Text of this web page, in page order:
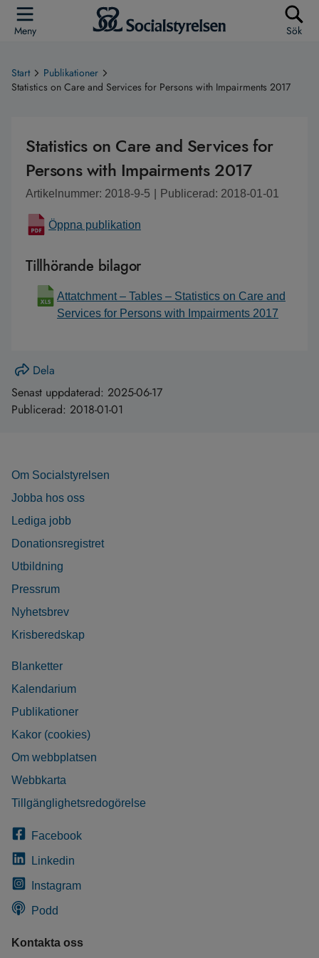
Meny Sök
Start
Publikationer
Statistics on Care and Services for Persons with Impairments 2017
Statistics on Care and Services for
Persons with Impairments 2017
Artikelnummer: 2018-9-5 Publicerad: 2018-01-01
Öppna publikation
Tillhörande bilagor
Attatchment – Tables – Statistics on Care and
Services for Persons with Impairments 2017
Dela
Senast uppdaterad: 2025-06-17
Publicerad: 2018-01-01
Om Socialstyrelsen
Jobba hos oss
Lediga jobb
Donationsregistret
Utbildning
Pressrum
Nyhetsbrev
Krisberedskap
Blanketter
Kalendarium
Publikationer
Kakor (cookies)
Om webbplatsen
Webbkarta
Tillgänglighetsredogörelse
Facebook
Linkedin
Instagram
Podd
Kontakta oss